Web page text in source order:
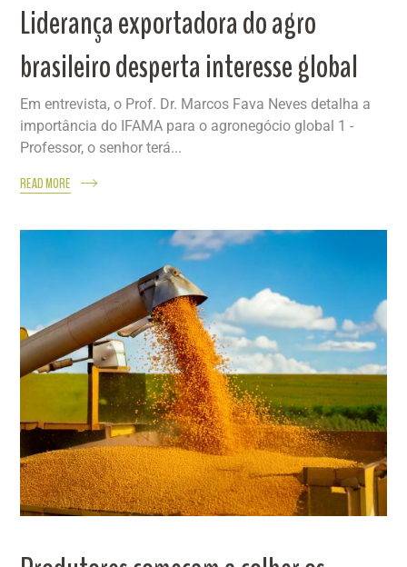
Liderança exportadora do agro
brasileiro desperta interesse global
Em entrevista, o Prof. Dr. Marcos Fava Neves detalha a
importância do IFAMA para o agronegócio global 1 -
Professor, o senhor terá...
READ MORE